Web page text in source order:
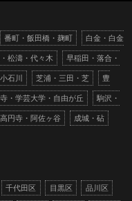
番町・飯田橋・麹町 白金・白金
松濤・代々木 早稲田・落合・
石川 芝浦・三田・芝 豊
・学芸大学・自由が丘 駒沢・
円寺・阿佐ヶ谷 成城・砧
千代田区 目黒区 品川区